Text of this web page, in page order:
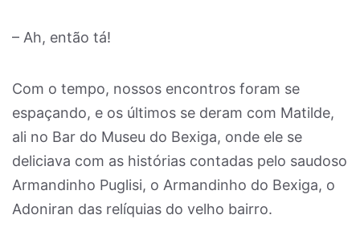
– Ah, então tá!
Com o tempo, nossos encontros foram se
espaçando, e os últimos se deram com Matilde,
ali no Bar do Museu do Bexiga, onde ele se
deliciava com as histórias contadas pelo saudoso
Armandinho Puglisi, o Armandinho do Bexiga, o
Adoniran das relíquias do velho bairro.